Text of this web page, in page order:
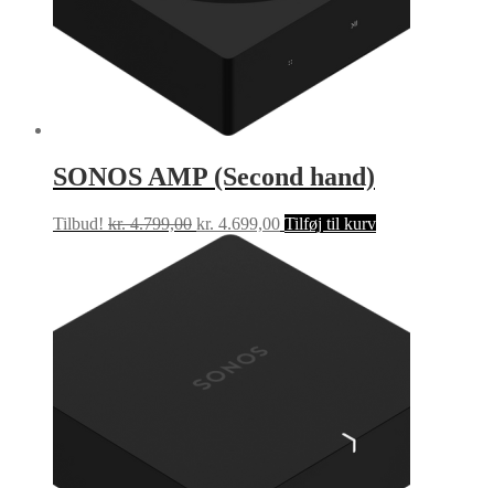
SONOS AMP (Second hand)
Tilbud! kr.4.799,00 Den
oprindelige
kr. 4.699,00Den
pris
kr. 4.699,00.
Tilføj til kurv